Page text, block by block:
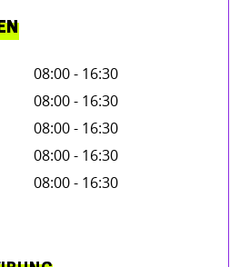
08:00 - 16:30
08:00 - 16:30
08:00 - 16:30
08:00 - 16:30
08:00 - 16:30